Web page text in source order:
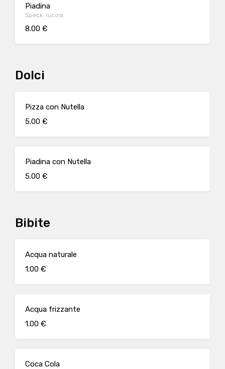
Piadina
Speck, rucola
8.00 €
Dolci
Pizza con Nutella
5.00 €
Piadina con Nutella
5.00 €
Bibite
Acqua naturale
1.00 €
Acqua frizzante
1.00 €
Coca Cola